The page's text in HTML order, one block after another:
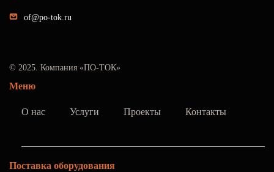
of@po-tok.ru
© 2025. Компания «ПО-ТОК»
Меню
О нас Услуги Проекты Контакты
Поставка оборудования